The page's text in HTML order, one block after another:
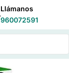
Llámanos
960072591
HP